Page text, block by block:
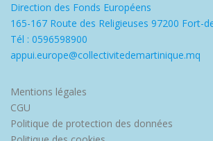
Direction des Fonds Européens
165-167 Route des Religieuses 97200 Fort-
Tél : 0596598900
appui.europe@collectivitedemartinique.mq
Mentions légales
CGU
Politique de protection des données